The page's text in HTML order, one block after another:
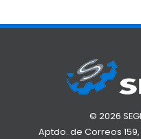
© 2026
Aptdo. de Correos